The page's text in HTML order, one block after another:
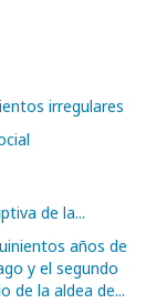
irregulares
de la...
años de
y el segundo
de la aldea de...